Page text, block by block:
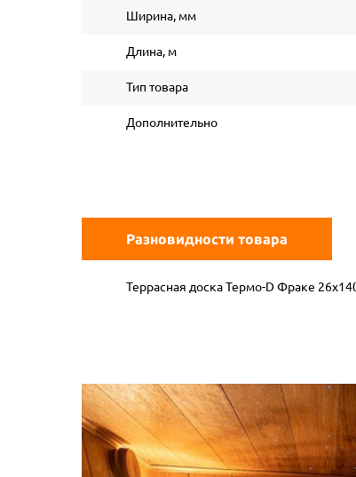
Ширина, мм
Длина, м
Тип товара
Дополнительно
Разновидности товара
Террасная доска Термо-D Фраке